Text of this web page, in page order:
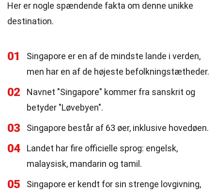
Her er nogle spændende fakta om denne unikke
destination.
01
Singapore er en af de mindste lande i verden,
men har en af de højeste befolkningstætheder.
02
Navnet "Singapore" kommer fra sanskrit og
betyder "Løvebyen".
03 Singapore består af 63 øer, inklusive hovedøen.
04
Landet har fire officielle sprog: engelsk,
malaysisk, mandarin og tamil.
05
Singapore er kendt for sin strenge lovgivning,